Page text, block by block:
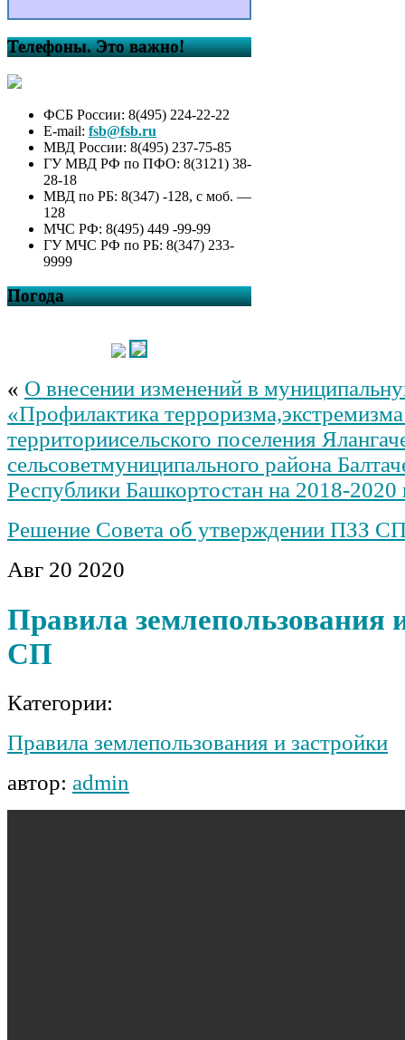
Телефоны. Это важно!
ФСБ России: 8(495) 224-22-22
E-mail: fsb@fsb.ru
МВД России: 8(495) 237-75-85
ГУ МВД РФ по ПФО: 8(3121) 38-
28-18
МВД по РБ: 8(347) -128, с моб. —
128
МЧС РФ: 8(495) 449 -99-99
ГУ МЧС РФ по РБ: 8(347) 233-
9999
Погода
« О внесении изменений в
«Профилактика
территориисельского поселения
сельсоветмуниципального района
Республики Башкортостан на 2018-2020
Решение Совета об утверждении ПЗЗ
Авг 20 2020
Правила землепользования
СП
Категории:
Правила землепользования и застройки
автор: admin